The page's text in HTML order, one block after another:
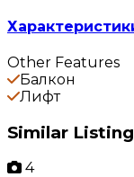
Other Features
Балкон
Лифт
Similar
4